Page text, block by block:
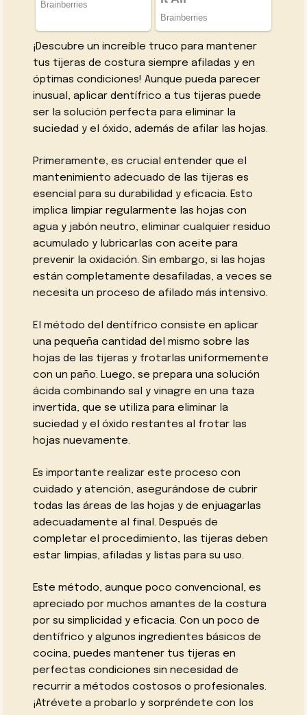
¡Descubre un increíble truco para mantener
tus tijeras de costura siempre afiladas y en
óptimas condiciones! Aunque pueda parecer
inusual, aplicar dentífrico a tus tijeras puede
ser la solución perfecta para eliminar la
suciedad y el óxido, además de afilar las hojas.
Primeramente, es crucial entender que el
mantenimiento adecuado de las tijeras es
esencial para su durabilidad y eficacia. Esto
implica limpiar regularmente las hojas con
agua y jabón neutro, eliminar cualquier residuo
acumulado y lubricarlas con aceite para
prevenir la oxidación. Sin embargo, si las hojas
están completamente desafiladas, a veces se
necesita un proceso de afilado más intensivo.
El método del dentífrico consiste en aplicar
una pequeña cantidad del mismo sobre las
hojas de las tijeras y frotarlas uniformemente
con un paño. Luego, se prepara una solución
ácida combinando sal y vinagre en una taza
invertida, que se utiliza para eliminar la
suciedad y el óxido restantes al frotar las
hojas nuevamente.
Es importante realizar este proceso con
cuidado y atención, asegurándose de cubrir
todas las áreas de las hojas y de enjuagarlas
adecuadamente al final. Después de
completar el procedimiento, las tijeras deben
estar limpias, afiladas y listas para su uso.
Este método, aunque poco convencional, es
apreciado por muchos amantes de la costura
por su simplicidad y eficacia. Con un poco de
dentífrico y algunos ingredientes básicos de
cocina, puedes mantener tus tijeras en
perfectas condiciones sin necesidad de
recurrir a métodos costosos o profesionales.
¡Atrévete a probarlo y sorpréndete con los